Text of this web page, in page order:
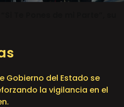
Gobierno del Estado se
la vigilancia en el